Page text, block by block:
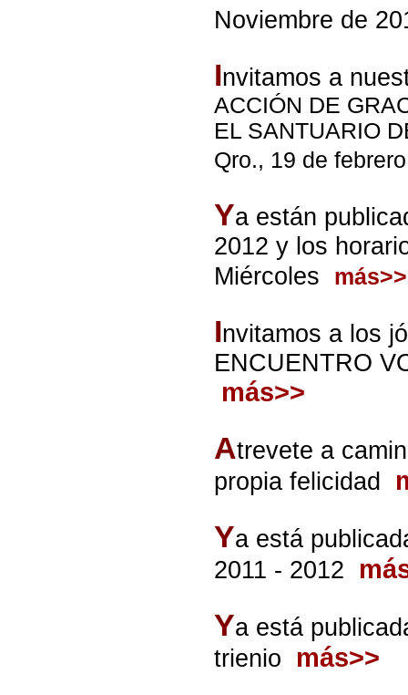
Noviembre de
Invitamos a
ACCIÓN DE
EL SANTUARIO
Qro., 19 de
Ya están
2012 y los
Miércoles
más>>
Invitamos a los
ENCUENTRO
más>>
Atrevete a
propia felicidad
Ya está
2011 - 2012
Ya está
trienio
más>>